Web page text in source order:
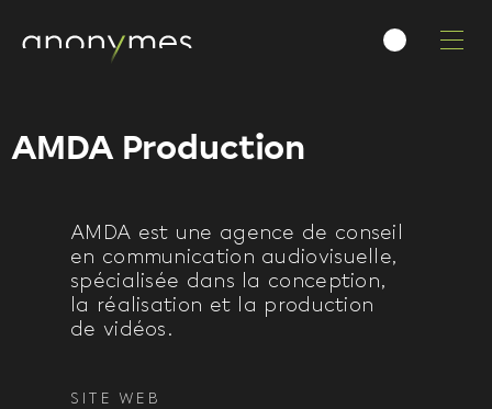
AMDA Production
AMDA est une agence de conseil
en communication audiovisuelle,
spécialisée dans la conception,
la réalisation et la production
de vidéos.
SITE WEB
Un projet de
Print, Vidéo, Web ?
Rencontrons-nous !
4 bis Montée du Fort